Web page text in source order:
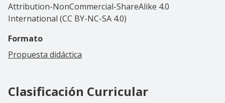
Attribution-NonCommercial-ShareAlike 4.0
International (CC BY-NC-SA 4.0)
Formato
Propuesta didáctica
Clasificación Curricular